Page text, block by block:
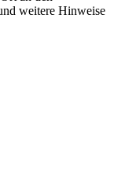
weitere Hinweise